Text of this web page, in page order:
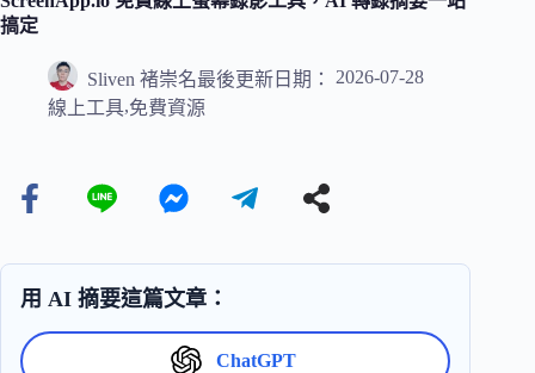
搞定
Sliven 褚崇名最後更新日期：
2026-07-28
線上工具,免費資源
用 AI 摘要這篇文章：
ChatGPT